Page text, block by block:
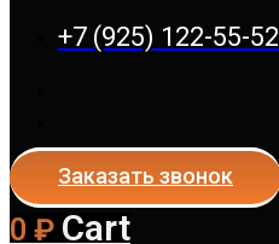
+7 (925) 122-55-52
Заказать звонок
0 ₽ Cart